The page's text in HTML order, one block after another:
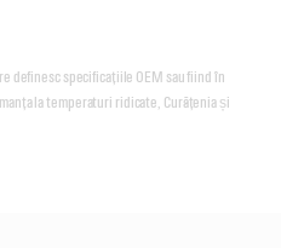
definesc specificațiile OEM sau fiind în
la temperaturi ridicate, Curățenia și